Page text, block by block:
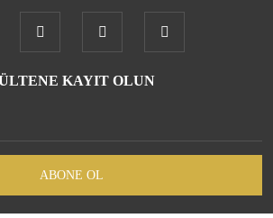
KAYIT OLUN
ABONE OL